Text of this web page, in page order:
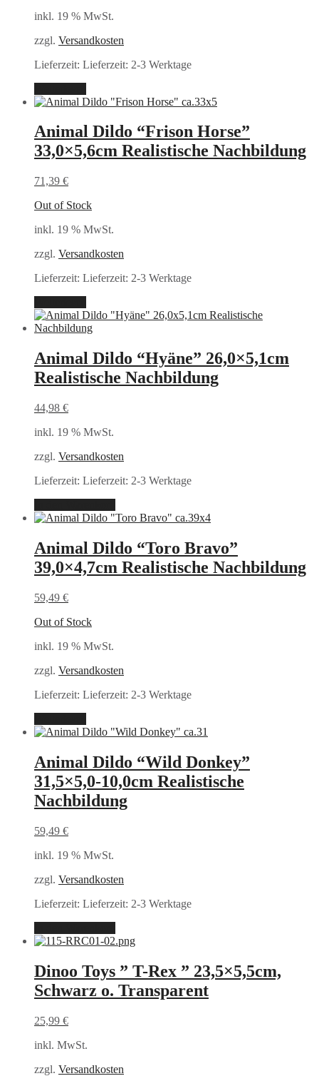
inkl. 19 % MwSt.
zzgl. Versandkosten
Lieferzeit: Lieferzeit: 2-3 Werktage
Animal Dildo “Frison Horse”
33,0×5,6cm Realistische Nachbildung
71,39 €
Out of Stock
inkl. 19 % MwSt.
zzgl. Versandkosten
Lieferzeit: Lieferzeit: 2-3 Werktage
Animal Dildo “Hyäne” 26,0×5,1cm
Realistische Nachbildung
44,98 €
inkl. 19 % MwSt.
zzgl. Versandkosten
Lieferzeit: Lieferzeit: 2-3 Werktage
Animal Dildo “Toro Bravo”
39,0×4,7cm Realistische Nachbildung
59,49 €
Out of Stock
inkl. 19 % MwSt.
zzgl. Versandkosten
Lieferzeit: Lieferzeit: 2-3 Werktage
Animal Dildo “Wild Donkey”
31,5×5,0-10,0cm Realistische
Nachbildung
59,49 €
inkl. 19 % MwSt.
zzgl. Versandkosten
Lieferzeit: Lieferzeit: 2-3 Werktage
Dinoo Toys ” T-Rex ” 23,5×5,5cm,
Schwarz o. Transparent
25,99 €
inkl. MwSt.
zzgl. Versandkosten